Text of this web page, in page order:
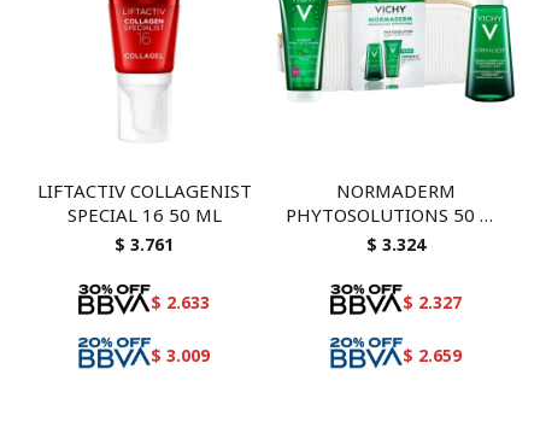
LIFTACTIV COLLAGENIST
SPECIAL 16 50 ML
$ 3.761
$ 2.633
$ 3.009
NORMADERM
PHYTOSOLUTIONS 50 ML
+ NORMADERM
LIMPIADOR 50 ML
$ 3.324
$ 2.327
$ 2.659